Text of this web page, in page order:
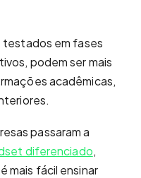
testados em fases
podem ser mais
acadêmicas,
passaram a
diferenciado,
mais fácil ensinar